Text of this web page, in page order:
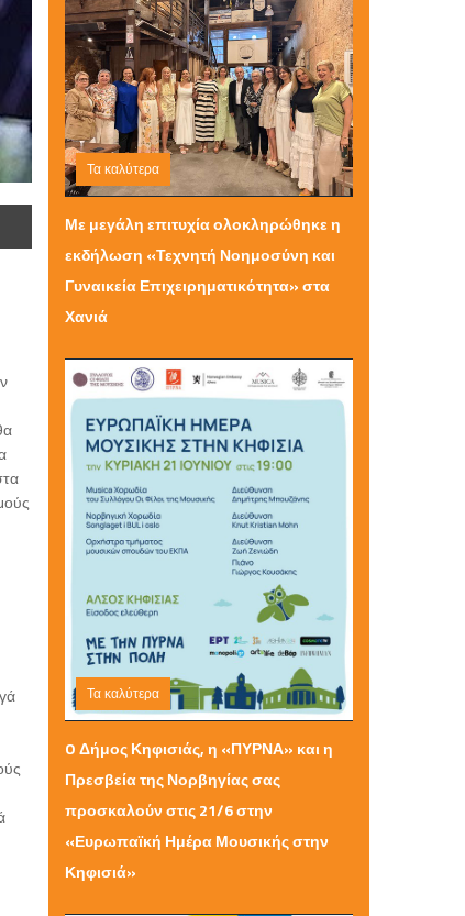
Τα καλύτερα
Σάββατο 20 Ιουνίου 2026 11:46
Με μεγάλη επιτυχία ολοκληρώθηκε η
εκδήλωση «Τεχνητή Νοημοσύνη και
Γυναικεία Επιχειρηματικότητα» στα
Χανιά
Τα καλύτερα
Τρίτη 09 Ιουνίου 2026 18:28
O Δήμος Κηφισιάς, η «ΠΥΡΝΑ» και η
Πρεσβεία της Νορβηγίας σας
προσκαλούν στις 21/6 στην
«Ευρωπαϊκή Ημέρα Μουσικής στην
Κηφισιά»